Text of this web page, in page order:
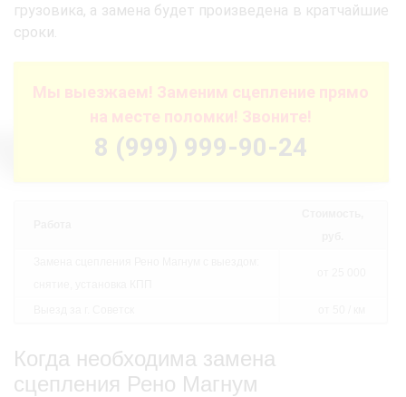
грузовика, а замена будет произведена в кратчайшие
сроки.
Мы выезжаем! Заменим сцепление прямо
на месте поломки! Звоните!
8 (999) 999-90-24
Когда необходима замена
сцепления Рено Магнум